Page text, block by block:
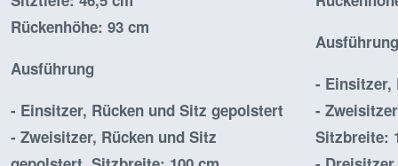
Rückenhöhe: 93 cm
Ausführung
- Einsitzer, Rücken und Sitz gepolstert
- Zweisitzer, Rücken und Sitz
Ausführung
- Einsitzer,
-
Sitzbreite: